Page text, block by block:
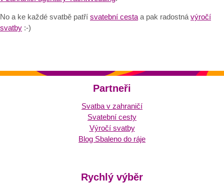
No a ke každé svatbě patří svatební cesta a pak radostná výročí
svatby :-)
Partneři
Svatba v zahraničí
Svatební cesty
Výročí svatby
Blog Sbaleno do ráje
Rychlý výběr